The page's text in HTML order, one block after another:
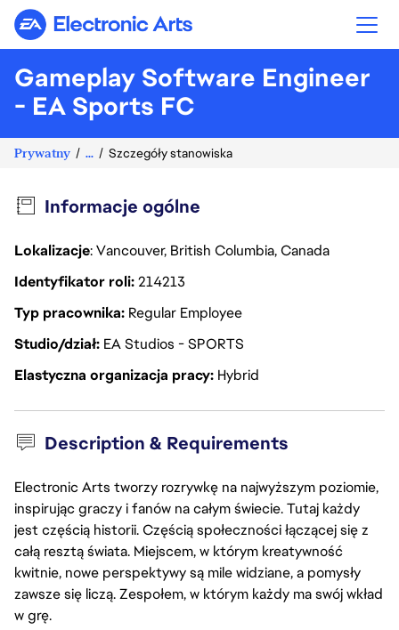
Electronic Arts
Gameplay Software Engineer
- EA Sports FC
Prywatny ... Szczegóły stanowiska
Informacje ogólne
Lokalizacje: Vancouver, British Columbia, Canada
Identyfikator roli214213
Typ pracownika Regular Employee
Studio/dział EA Studios - SPORTS
Elastyczna organizacja pracy Hybrid
Description & Requirements
Electronic Arts tworzy rozrywkę na najwyższym poziomie,
inspirując graczy i fanów na całym świecie. Tutaj każdy
jest częścią historii. Częścią społeczności łączącej się z
całą resztą świata. Miejscem, w którym kreatywność
kwitnie, nowe perspektywy są mile widziane, a pomysły
zawsze się liczą. Zespołem, w którym każdy ma swój wkład
w grę.